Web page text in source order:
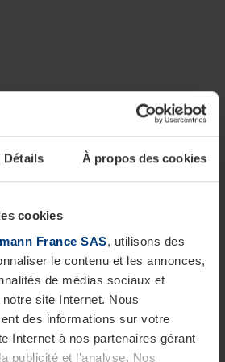
Détails À propos des cookies
cookies
France SAS, utilisons des
le contenu et les annonces,
de médias sociaux et
site Internet. Nous
des informations sur votre
Internet à nos partenaires gérant
publicité et l’analyse. Nos